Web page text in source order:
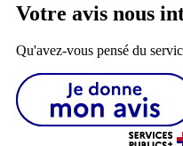
Votre avis nous
Qu'avez-vous pensé du